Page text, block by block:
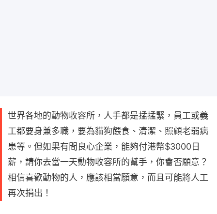
世界各地的動物收容所，人手都是掹掹緊，員工或義
工都要身兼多職，要為貓狗餵食、清潔、照顧老弱病
患等。但如果有間良心企業，能夠付港幣$3000日
薪，請你去當一天動物收容所的幫手，你會否願意？
相信喜歡動物的人，應該相當願意，而且可能將人工
再次捐出！